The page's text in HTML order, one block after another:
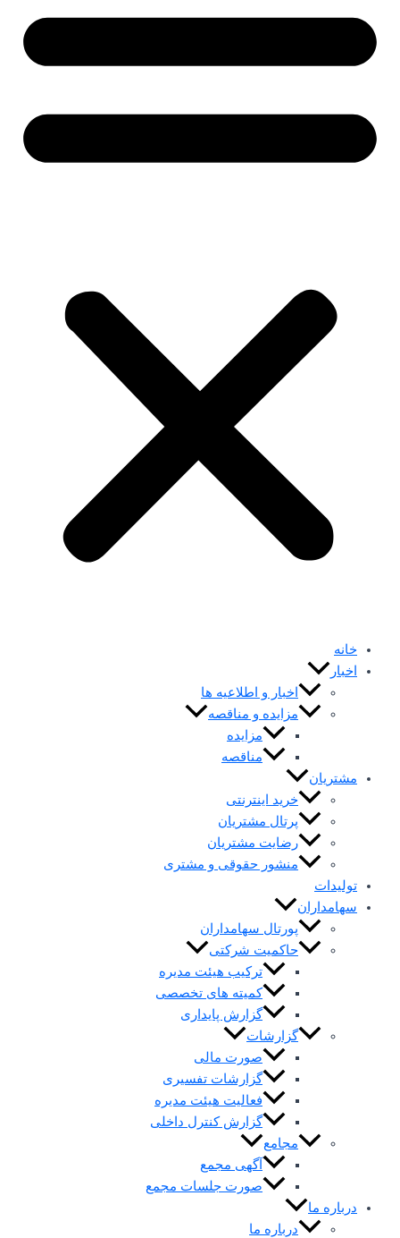
خانه
اخبار
اخبار و اطلاعیه ها
مزایده و مناقصه
مزایده
مناقصه
مشتریان
خرید اینترنتی
پرتال مشتریان
رضایت مشتریان
منشور حقوقی و مشتری
تولیدات
سهامداران
پورتال سهامداران
حاکمیت شرکتی
ترکیب هیئت مدیره
کمیته های تخصصی
گزارش پایداری
گزارشات
صورت مالی
گزارشات تفسیری
فعالیت هیئت مدیره
گزارش کنترل داخلی
مجامع
آگهی مجمع
صورت جلسات مجمع
درباره ما
درباره ما